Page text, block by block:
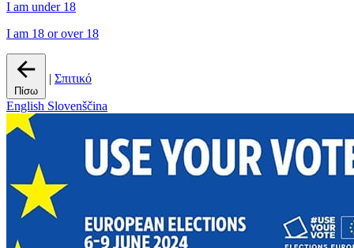
I am under 18
I am 18 or over 18
Πίσω
| Σπιτικό
English Slovenščina